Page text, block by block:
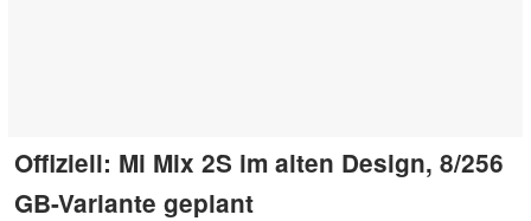
Offiziell: Mi Mix 2S im alten Design, 8/256
GB-Variante geplant